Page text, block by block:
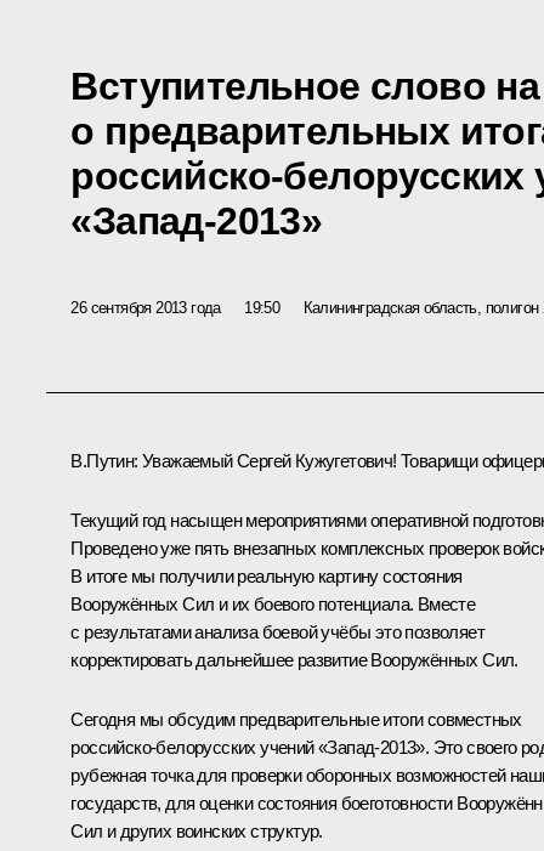
Вступительное слово
о предварительных
российско-белорусских
«Запад-2013»
26 сентября 2013 года 19:50 Калининградская область,
В.Путин: Уважаемый Сергей Кужугетович! Товарищи
Текущий год насыщен мероприятиями оперативной
Проведено уже пять внезапных комплексных проверок
В итоге мы получили реальную картину состояния
Вооружённых Сил и их боевого потенциала. Вместе
с результатами анализа боевой учёбы это позволяет
корректировать дальнейшее развитие Вооружённых Сил.
Сегодня мы обсудим предварительные итоги совместных
российско-белорусских учений «Запад-2013». Это своего
рубежная точка для проверки оборонных возможностей
государств, для оценки состояния боеготовности
Сил и других воинских структур.